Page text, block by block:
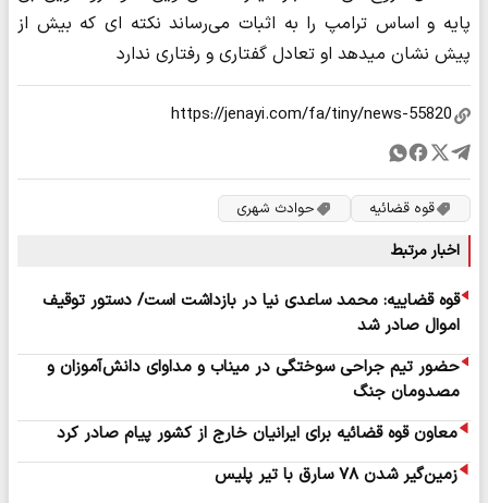
پایه و اساس ترامپ را به اثبات می‌رساند نکته ای که بیش از
پیش نشان میدهد او تعادل گفتاری و رفتاری ندارد
قوه قضائیه حوادث شهری
اخبار مرتبط
قوه قضاییه: محمد ساعدی نیا در بازداشت است/ دستور توقیف
اموال صادر شد
حضور تیم جراحی سوختگی در میناب و مداوای دانش‌آموزان و
مصدومان جنگ
معاون قوه قضائیه برای ایرانیان خارج از کشور پیام صادر کرد
زمین‌گیر شدن ۷۸ سارق با تیر پلیس